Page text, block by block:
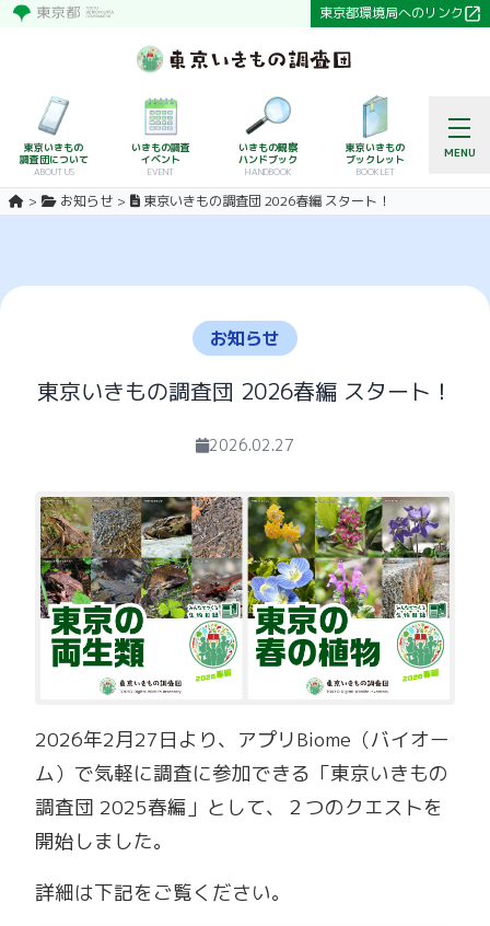
東京都環境局へのリンク
MENU
東京いきもの
調査団について
ABOUT US
いきもの調査
イベント
EVENT
いきもの観察
ハンドブック
HANDBOOK
東京いきもの
ブックレット
BOOKLET
お知らせ 東京いきもの調査団 2026春編 スタート！
お知らせ
東京いきもの調査団 2026春編 スタート！
2026.02.27
2026年2月27日より、アプリBiome（バイオー
ム）で気軽に調査に参加できる「東京いきもの
調査団 2025春編」として、２つのクエストを
開始しました。
詳細は下記をご覧ください。